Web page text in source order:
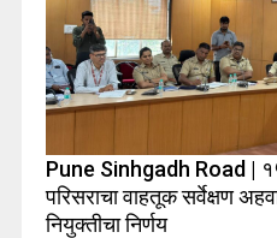
Pune Sinhgadh Road |
परिसराचा वाहतूक सर्वेक्षण
नियुक्तीचा निर्णय